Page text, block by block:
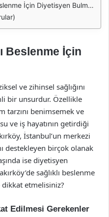
İçin Diyetisyen Bulma Yöntemleri
Beslenme İçin
ve zihinsel sağlığını
bir unsurdur. Özellikle
tarzını benimsemek ve
ve iş hayatının getirdiği
İstanbul’un merkezi
destekleyen birçok olanak
ise diyetisyen
sağlıklı beslenme
etmelisiniz?
Edilmesi Gerekenler